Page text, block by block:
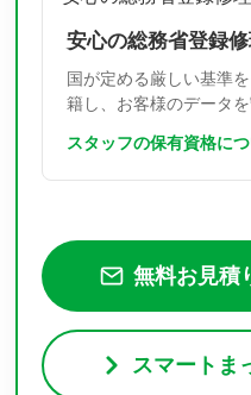
安心の総務省登録
国が定める厳しい基準
籍し、お客様のデータを
スタッフの保有資格に
無料お見積
スマートま